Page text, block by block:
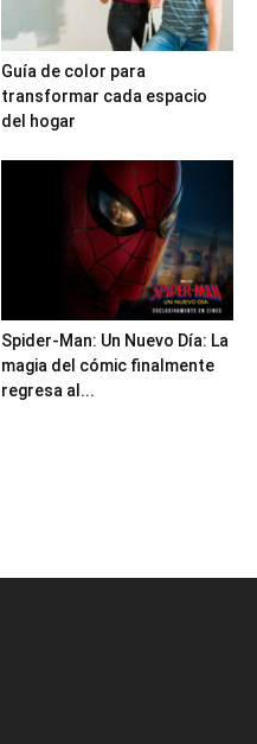
Guía de color para
transformar cada espacio
del hogar
Spider-Man: Un Nuevo Día: La
magia del cómic finalmente
regresa al...